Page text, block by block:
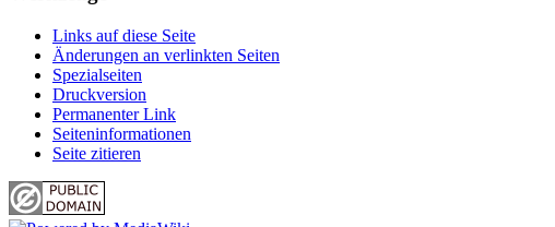
Links auf diese Seite
Änderungen an verlinkten Seiten
Spezialseiten
Druckversion
Permanenter Link
Seiten­informationen
Seite zitieren